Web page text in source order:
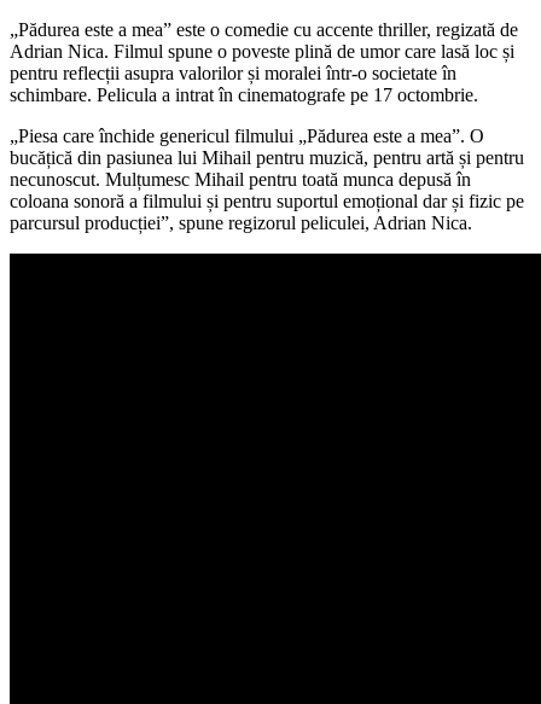
„Pădurea este a mea” este o comedie cu accente thriller, regizată de
Adrian Nica. Filmul spune o poveste plină de umor care lasă loc și
pentru reflecții asupra valorilor și moralei într-o societate în
schimbare. Pelicula a intrat în cinematografe pe 17 octombrie.
„Piesa care închide genericul filmului „Pădurea este a mea”. O
bucățică din pasiunea lui Mihail pentru muzică, pentru artă și pentru
necunoscut. Mulțumesc Mihail pentru toată munca depusă în
coloana sonoră a filmului și pentru suportul emoțional dar și fizic pe
parcursul producției”, spune regizorul peliculei, Adrian Nica.